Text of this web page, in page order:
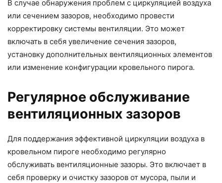
В случае обнаружения проблем с циркуляцией воздуха
или сечением зазоров, необходимо провести
корректировку системы вентиляции. Это может
включать в себя увеличение сечения зазоров,
установку дополнительных вентиляционных элементов
или изменение конфигурации кровельного пирога.
Регулярное обслуживание
вентиляционных зазоров
Для поддержания эффективной циркуляции воздуха в
кровельном пироге необходимо регулярно
обслуживать вентиляционные зазоры. Это включает в
себя проверку и очистку зазоров от мусора, пыли и